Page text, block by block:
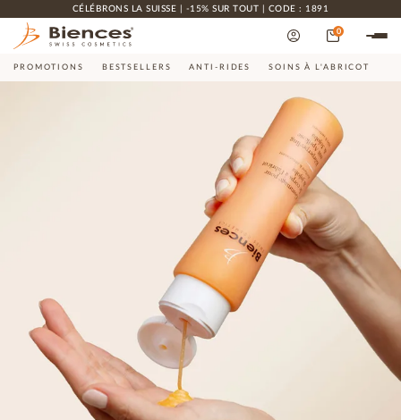
CÉLÉBRONS LA SUISSE | -15% SUR TOUT | CODE : 1891
0
PROMOTIONS BESTSELLERS ANTI-RIDES SOINS À L'ABRICOT